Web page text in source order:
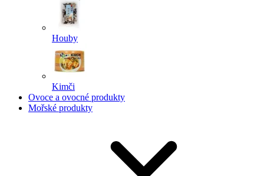
Houby
Kimči
Ovoce a ovocné produkty
Mořské produkty